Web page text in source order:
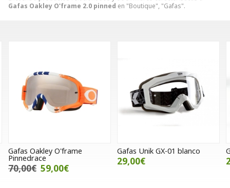
Gafas Oakley O'frame 2.0 pinned en "Boutique", "Gafas".
Gafas Oakley O'frame
Pinnedrace
70,00€ 59,00€
Gafas Unik GX-01 blanco
29,00€